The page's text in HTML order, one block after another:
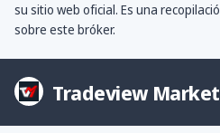
su sitio web oficial. Es una
sobre este bróker.
Tradeview